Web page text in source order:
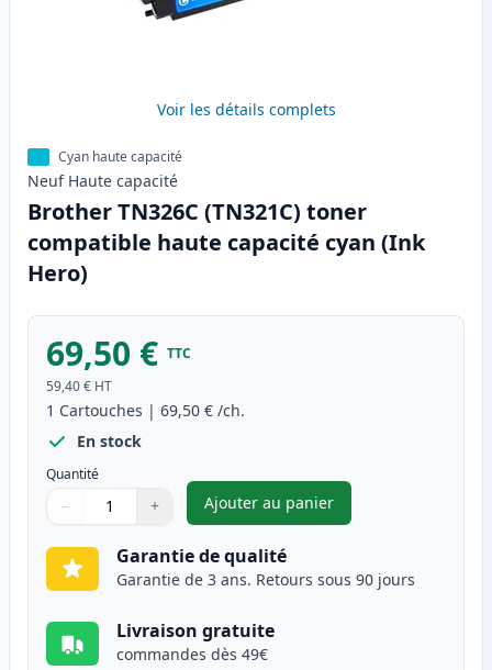
Voir les détails complets
Cyan haute capacité
Neuf Haute capacité
Brother TN326C (TN321C) toner
compatible haute capacité cyan (Ink
Hero)
69,50 € TTC
59,40 € HT
1 Cartouches | 69,50 € /ch.
En stock
Quantité
Quantité
Utilisez les boutons pour ajuster
− +
Quantité
Ajouter au panier
,Brother TN326C (TN321C)
Garantie de qualité
Garantie de 3 ans. Retours sous 90 jours
Livraison gratuite
commandes dès 49€